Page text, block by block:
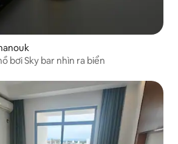
bơi Sky bar nhìn ra biển